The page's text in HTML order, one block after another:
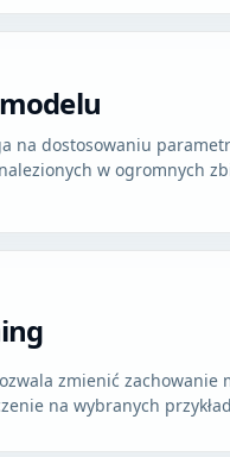
na dostosowaniu
w ogromnych
zmienić zachowanie
na wybranych